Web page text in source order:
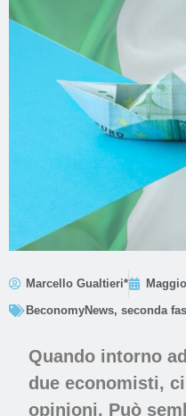
Marcello Gualtieri*
BeconomyNews, seconda
Quando intorno
due economisti,
opinioni. Può